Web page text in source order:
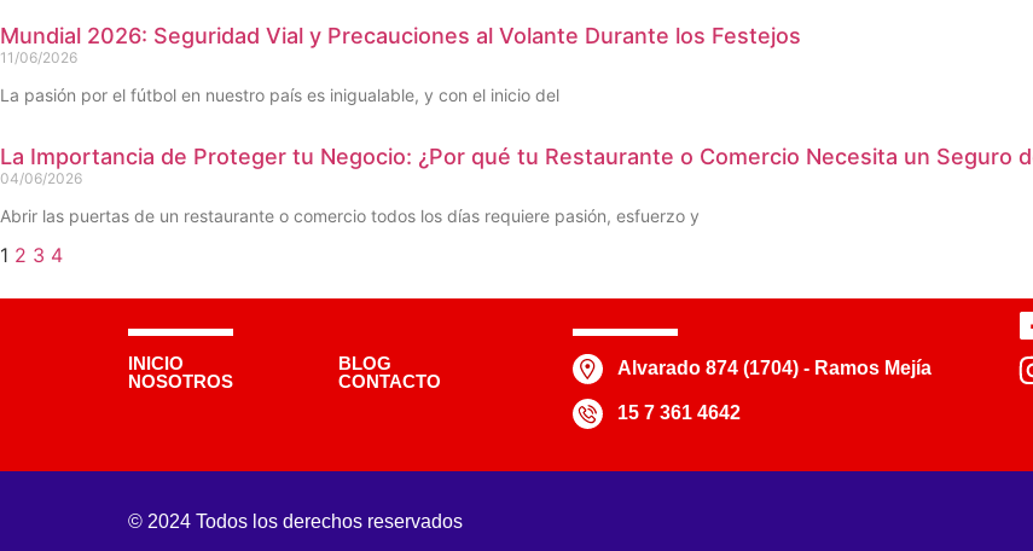
Mundial 2026: Seguridad Vial y Precauciones al Volante Durante los Festejos
11/06/2026
La pasión por el fútbol en nuestro país es inigualable, y con el inicio del
La Importancia de Proteger tu Negocio: ¿Por qué tu Restaurante o Comercio Necesita un Seguro
04/06/2026
Abrir las puertas de un restaurante o comercio todos los días requiere pasión, esfuerzo y
1 2 3 4
INICIO
NOSOTROS
BLOG
CONTACTO
Alvarado 874 (1704) - Ramos Mejía
15 7 361 4642
© 2024 Todos los derechos reservados